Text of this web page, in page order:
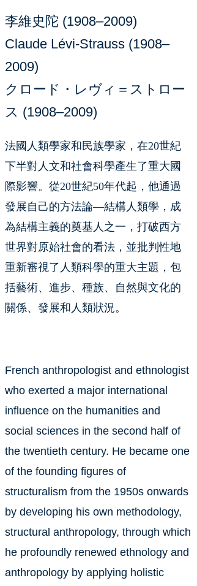
李維史陀 (1908–2009)
Claude Lévi-Strauss (1908–
2009)
クロード・レヴィ＝ストロー
ス (1908–2009)
法國人類學家和民族學家，在20世紀
下半對人文和社會科學產生了重大國
際影響。從20世紀50年代起，他通過
發展自己的方法論—結構人類學，成
為結構主義的奠基人之一，打破西方
世界對原始社會的看法，並批判性地
重新審視了人類科學的重大主題，包
括藝術、進步、種族、自然與文化的
關係、發展和人類狀況。
French anthropologist and ethnologist
who exerted a major international
influence on the humanities and
social sciences in the second half of
the twentieth century. He became one
of the founding figures of
structuralism from the 1950s onwards
by developing his own methodology,
structural anthropology, through which
he profoundly renewed ethnology and
anthropology by applying holistic